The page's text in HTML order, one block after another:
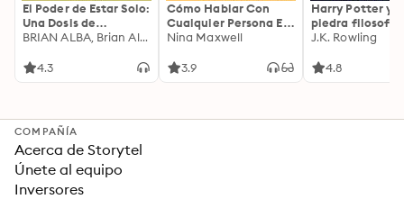
El Poder de Estar Solo:
Una Dosis de
Motivación
Ideas Revolucionarias
BRIAN ALBA, Brian Alba
4.3
Cómo Hablar Con
Cualquier Persona En
Cualquier Lugar Y En
Nina Maxwell
3.9
Harry Potter y
piedra filosofal
J.K. Rowling
4.8
COMPAÑÍA
Acerca de Storytel
Únete al equipo
Inversores